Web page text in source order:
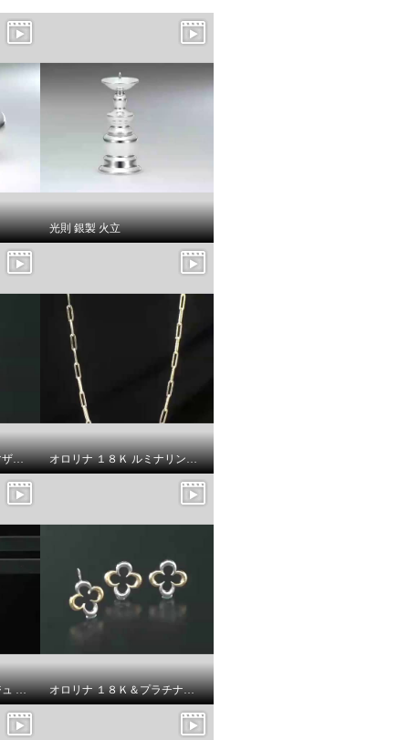
光則 銀製 火立
ルチェルーナ シルバー マザーオブパール エイトクロスデザイン フープピアス オロリナ １８Ｋ ルミナリンク ネックレス
オロリナ １８Ｋ ミラージュ ピアス オロリナ １８Ｋ＆プラチナ９００ ルミナフラワー ピアス／ペンダントトップ